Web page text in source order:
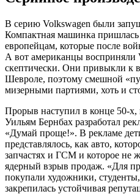
В серию Volkswagen были
Компактная машинка
европейцам, которые после
А вот американцы восприняли
скептически. Они привыкли к
Шевроле, поэтому смешной
мизерными партиями, хоть и
Прорыв наступил в конце 50-х,
Уильям Бернбах разработал
«Думай проще!». В рекламе
представлялось, как авто,
запчастях и ГСМ и которое не
ядерный взрыв продаж. «Для
покупали художники,
закрепилась устойчивая